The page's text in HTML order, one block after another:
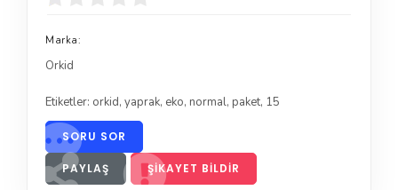
Marka:
Orkid
Etiketler: orkid, yaprak, eko, normal, paket, 15
SORU SOR
PAYLAŞ ŞIKAYET BILDIR